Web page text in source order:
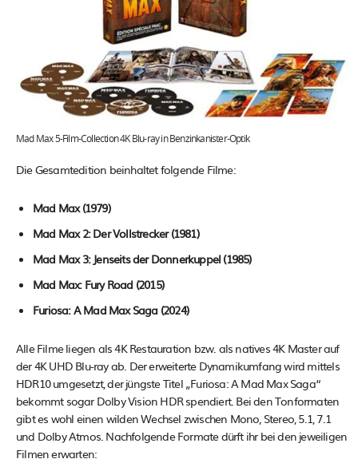
Mad Max 5-Film-Collection 4K Blu-ray in Benzinkanister-Optik
Die Gesamtedition beinhaltet folgende Filme:
Mad Max (1979)
Mad Max 2: Der Vollstrecker (1981)
Mad Max 3: Jenseits der Donnerkuppel (1985)
Mad Max: Fury Road (2015)
Furiosa: A Mad Max Saga (2024)
Alle Filme liegen als 4K Restauration bzw. als natives 4K Master auf
der 4K UHD Blu-ray ab. Der erweiterte Dynamikumfang wird mittels
HDR10 umgesetzt, der jüngste Titel „Furiosa: A Mad Max Saga“
bekommt sogar Dolby Vision HDR spendiert. Bei den Tonformaten
gibt es wohl einen wilden Wechsel zwischen Mono, Stereo, 5.1, 7.1
und Dolby Atmos. Nachfolgende Formate dürft ihr bei den jeweiligen
Filmen erwarten: